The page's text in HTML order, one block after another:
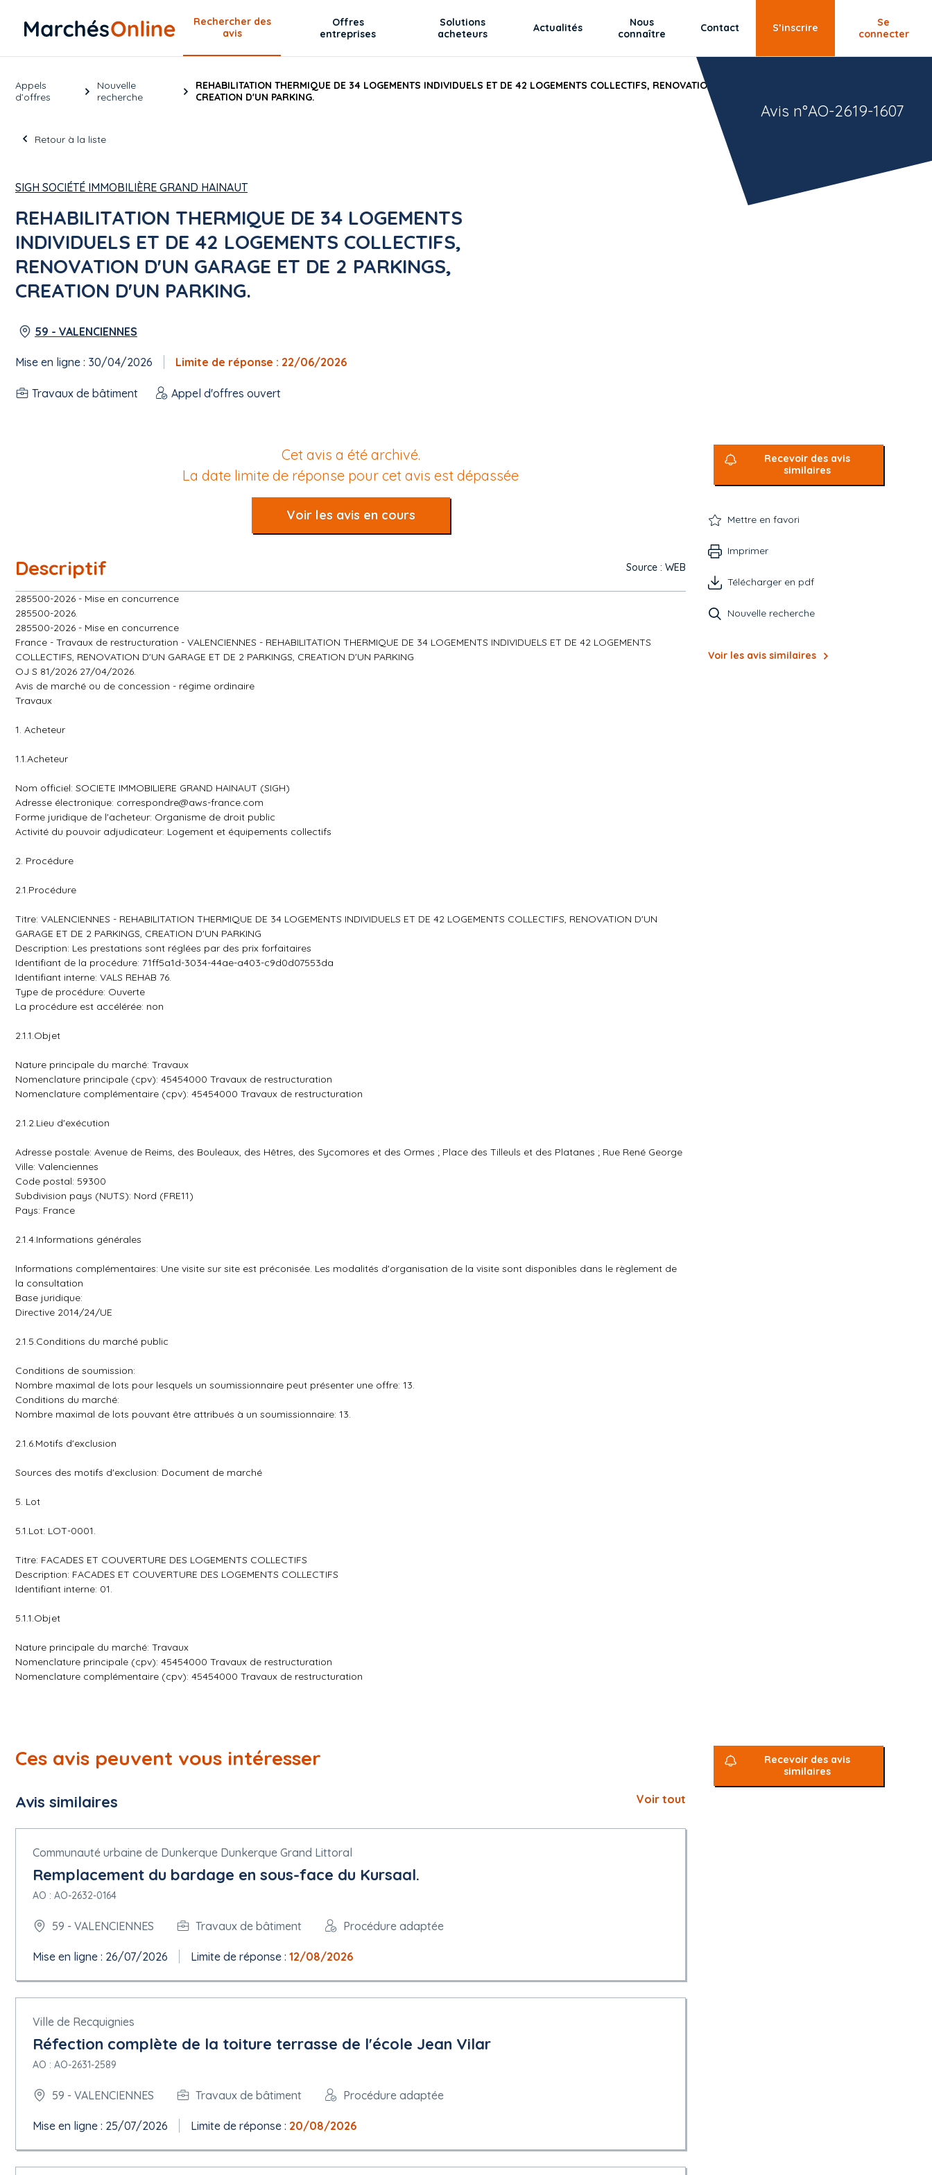
Rechercher des
avis
Offres
entreprises
Solutions
acheteurs
Actualités
Nous
connaître
Contact S’inscrire
Se
connecter
Appels
d’offres
Nouvelle
recherche
REHABILITATION THERMIQUE DE 34 LOGEMENTS INDIVIDUELS ET DE 42 LOGEMENTS COLLECTIFS, RENOVATION D'UN GARAGE ET DE 2 PARKINGS,
CREATION D'UN PARKING.
Retour à la liste
SIGH SOCIÉTÉ IMMOBILIÈRE GRAND HAINAUT
REHABILITATION THERMIQUE DE 34 LOGEMENTS
INDIVIDUELS ET DE 42 LOGEMENTS COLLECTIFS,
RENOVATION D'UN GARAGE ET DE 2 PARKINGS,
CREATION D'UN PARKING.
59 - VALENCIENNES
Mise en ligne : 30/04/2026 Limite de réponse : 22/06/2026
Travaux de bâtiment Appel d'offres ouvert
Avis n°AO-2619-1607
Cet avis a été archivé.
La date limite de réponse pour cet avis est dépassée
Voir les avis en cours
Descriptif Source : WEB
285500-2026 - Mise en concurrence
285500-2026.
285500-2026 - Mise en concurrence
France - Travaux de restructuration - VALENCIENNES - REHABILITATION THERMIQUE DE 34 LOGEMENTS INDIVIDUELS ET DE 42 LOGEMENTS
COLLECTIFS, RENOVATION D'UN GARAGE ET DE 2 PARKINGS, CREATION D'UN PARKING
OJ S 81/2026 27/04/2026.
Avis de marché ou de concession - régime ordinaire
Travaux
1. Acheteur
1.1.Acheteur
Nom officiel: SOCIETE IMMOBILIERE GRAND HAINAUT (SIGH)
Adresse électronique: correspondre@aws-france.com
Forme juridique de l'acheteur: Organisme de droit public
Activité du pouvoir adjudicateur: Logement et équipements collectifs
2. Procédure
2.1.Procédure
Titre: VALENCIENNES - REHABILITATION THERMIQUE DE 34 LOGEMENTS INDIVIDUELS ET DE 42 LOGEMENTS COLLECTIFS, RENOVATION D'UN
GARAGE ET DE 2 PARKINGS, CREATION D'UN PARKING
Description: Les prestations sont réglées par des prix forfaitaires
Identifiant de la procédure: 71ff5a1d-3034-44ae-a403-c9d0d07553da
Identifiant interne: VALS REHAB 76.
Type de procédure: Ouverte
La procédure est accélérée: non
2.1.1.Objet
Nature principale du marché: Travaux
Nomenclature principale (cpv): 45454000 Travaux de restructuration
Nomenclature complémentaire (cpv): 45454000 Travaux de restructuration
2.1.2.Lieu d'exécution
Adresse postale: Avenue de Reims, des Bouleaux, des Hêtres, des Sycomores et des Ormes ; Place des Tilleuls et des Platanes ; Rue René George
Ville: Valenciennes
Code postal: 59300
Subdivision pays (NUTS): Nord (FRE11)
Pays: France
2.1.4.Informations générales
Informations complémentaires: Une visite sur site est préconisée. Les modalités d'organisation de la visite sont disponibles dans le règlement de
la consultation
Base juridique:
Directive 2014/24/UE
2.1.5.Conditions du marché public
Conditions de soumission:
Nombre maximal de lots pour lesquels un soumissionnaire peut présenter une offre: 13.
Conditions du marché:
Nombre maximal de lots pouvant être attribués à un soumissionnaire: 13.
2.1.6.Motifs d'exclusion
Sources des motifs d'exclusion: Document de marché
5. Lot
5.1.Lot: LOT-0001.
Titre: FACADES ET COUVERTURE DES LOGEMENTS COLLECTIFS
Description: FACADES ET COUVERTURE DES LOGEMENTS COLLECTIFS
Identifiant interne: 01.
5.1.1.Objet
Nature principale du marché: Travaux
Nomenclature principale (cpv): 45454000 Travaux de restructuration
Nomenclature complémentaire (cpv): 45454000 Travaux de restructuration
Ville: Valenciennes
Code postal: 59300
Date de début: 01/09/2026.
5.1.4.Reconduction
Nombre maximum de reconductions: 0
5.1.6.Informations générales
Participation réservée:
La participation n'est pas réservée.
Le marché relève de l'accord sur les marchés publics (AMP): non
5.1.7.Marché public stratégique
Objectif social promu: Autre
5.1.9.Critères de sélection
Recevoir des avis
similaires
Mettre en favori
Imprimer
Télécharger en pdf
Nouvelle recherche
Voir les avis similaires
Ces avis peuvent vous intéresser
Avis similaires Voir tout
Communauté urbaine de Dunkerque Dunkerque Grand Littoral
Remplacement du bardage en sous-face du Kursaal.
AO : AO-2632-0164
59 - VALENCIENNES Travaux de bâtiment Procédure adaptée
Mise en ligne : 26/07/2026 Limite de réponse : 12/08/2026
Ville de Recquignies
Réfection complète de la toiture terrasse de l'école Jean Vilar
AO : AO-2631-2589
59 - VALENCIENNES Travaux de bâtiment Procédure adaptée
Mise en ligne : 25/07/2026 Limite de réponse : 20/08/2026
Recevoir des avis
similaires